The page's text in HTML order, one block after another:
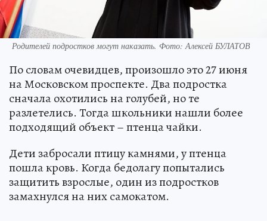
Родителей подростков могут наказать. Фото: Алексей БУЛАТОВ
По словам очевидцев, произошло это 27 июня
на Московском проспекте. Два подростка
сначала охотились на голубей, но те
разлетелись. Тогда школьники нашли более
подходящий объект – птенца чайки.
Дети забросали птицу камнями, у птенца
пошла кровь. Когда бедолагу попытались
защитить взрослые, один из подростков
замахнулся на них самокатом.